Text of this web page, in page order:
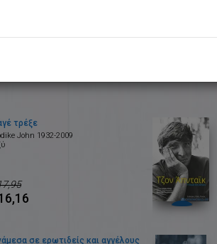
τρέξε
John 1932-2009
σε ερωτιδείς και αγγέλους